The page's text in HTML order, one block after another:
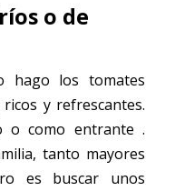
o de
hago los tomates
y refrescantes.
o como entrante .
tanto mayores
es buscar unos